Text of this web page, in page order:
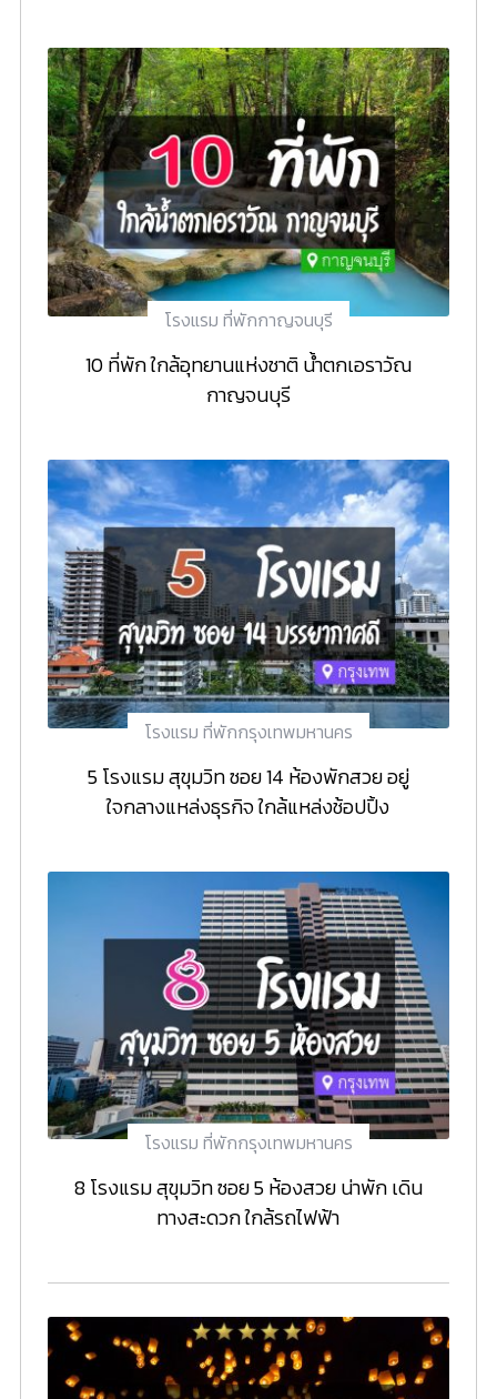
โรงแรม ที่พักกาญจนบุรี
10 ที่พัก ใกล้อุทยานแห่งชาติ น้ำตกเอราวัณ
กาญจนบุรี
โรงแรม ที่พักกรุงเทพมหานคร
5 โรงแรม สุขุมวิท ซอย 14 ห้องพักสวย อยู่
ใจกลางแหล่งธุรกิจ ใกล้แหล่งช้อปปิ้ง
โรงแรม ที่พักกรุงเทพมหานคร
8 โรงแรม สุขุมวิท ซอย 5 ห้องสวย น่าพัก เดิน
ทางสะดวก ใกล้รถไฟฟ้า